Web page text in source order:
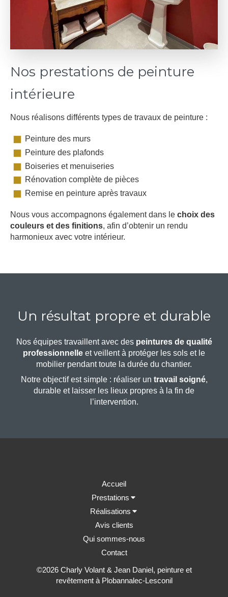
Nos prestations de peinture
intérieure
Nous réalisons différents types de travaux de peinture :
Peinture des murs
Peinture des plafonds
Boiseries et menuiseries
Rénovation complète de pièces
Remise en peinture après travaux
Nous vous accompagnons également dans le choix des
couleurs et des finitions, afin d’obtenir un rendu
harmonieux avec votre intérieur.
Un résultat propre et durable
Nos équipes travaillent avec des peintures de qualité
professionnelle et veillent à protéger les sols et le
mobilier pendant toute la durée du chantier.
Notre objectif est simple : réaliser un travail soigné,
durable et laisser les lieux propres à la fin de
l’intervention.
Accueil
Prestations
Réalisations
Avis clients
Qui sommes-nous
Contact
©2026 Charly Volant & Jean Daniel, peinture et
revêtement à Plobannalec-Lesconil